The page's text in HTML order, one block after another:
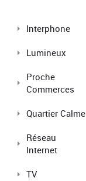
Interphone
Lumineux
Proche
Commerces
Quartier Calme
Réseau
Internet
TV